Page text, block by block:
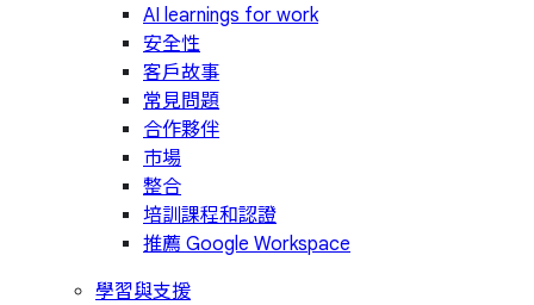
AI learnings for work
安全性
客戶故事
常見問題
合作夥伴
市場
整合
培訓課程和認證
推薦 Google Workspace
學習與支援